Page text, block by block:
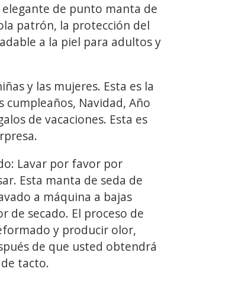
de punto manta de
patrón, la protección del
a la piel para adultos y
y las mujeres. Esta es la
cumpleaños, Navidad, Año
de vacaciones. Esta es
Lavar por favor por
Esta manta de seda de
a máquina a bajas
de secado. El proceso de
y producir olor,
de que usted obtendrá
tacto.